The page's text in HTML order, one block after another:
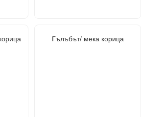
Гълъбът/ мека корица